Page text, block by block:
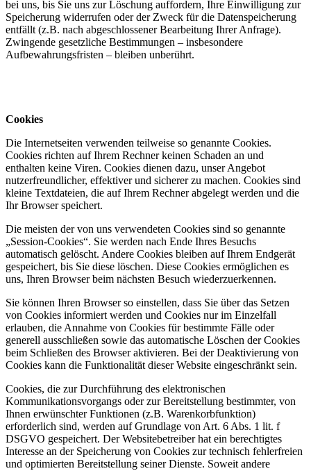
bei uns, bis Sie uns zur Löschung auffordern, Ihre Einwilligung zur
Speicherung widerrufen oder der Zweck für die Datenspeicherung
entfällt (z.B. nach abgeschlossener Bearbeitung Ihrer Anfrage).
Zwingende gesetzliche Bestimmungen – insbesondere
Aufbewahrungsfristen – bleiben unberührt.
Cookies
Die Internetseiten verwenden teilweise so genannte Cookies.
Cookies richten auf Ihrem Rechner keinen Schaden an und
enthalten keine Viren. Cookies dienen dazu, unser Angebot
nutzerfreundlicher, effektiver und sicherer zu machen. Cookies sind
kleine Textdateien, die auf Ihrem Rechner abgelegt werden und die
Ihr Browser speichert.
Die meisten der von uns verwendeten Cookies sind so genannte
„Session-Cookies“. Sie werden nach Ende Ihres Besuchs
automatisch gelöscht. Andere Cookies bleiben auf Ihrem Endgerät
gespeichert, bis Sie diese löschen. Diese Cookies ermöglichen es
uns, Ihren Browser beim nächsten Besuch wiederzuerkennen.
Sie können Ihren Browser so einstellen, dass Sie über das Setzen
von Cookies informiert werden und Cookies nur im Einzelfall
erlauben, die Annahme von Cookies für bestimmte Fälle oder
generell ausschließen sowie das automatische Löschen der Cookies
beim Schließen des Browser aktivieren. Bei der Deaktivierung von
Cookies kann die Funktionalität dieser Website eingeschränkt sein.
Cookies, die zur Durchführung des elektronischen
Kommunikationsvorgangs oder zur Bereitstellung bestimmter, von
Ihnen erwünschter Funktionen (z.B. Warenkorbfunktion)
erforderlich sind, werden auf Grundlage von Art. 6 Abs. 1 lit. f
DSGVO gespeichert. Der Websitebetreiber hat ein berechtigtes
Interesse an der Speicherung von Cookies zur technisch fehlerfreien
und optimierten Bereitstellung seiner Dienste. Soweit andere